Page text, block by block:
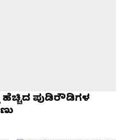
ಹೆಚ್ಚಿದ ಪುಡಿರೌಡಿಗಳ